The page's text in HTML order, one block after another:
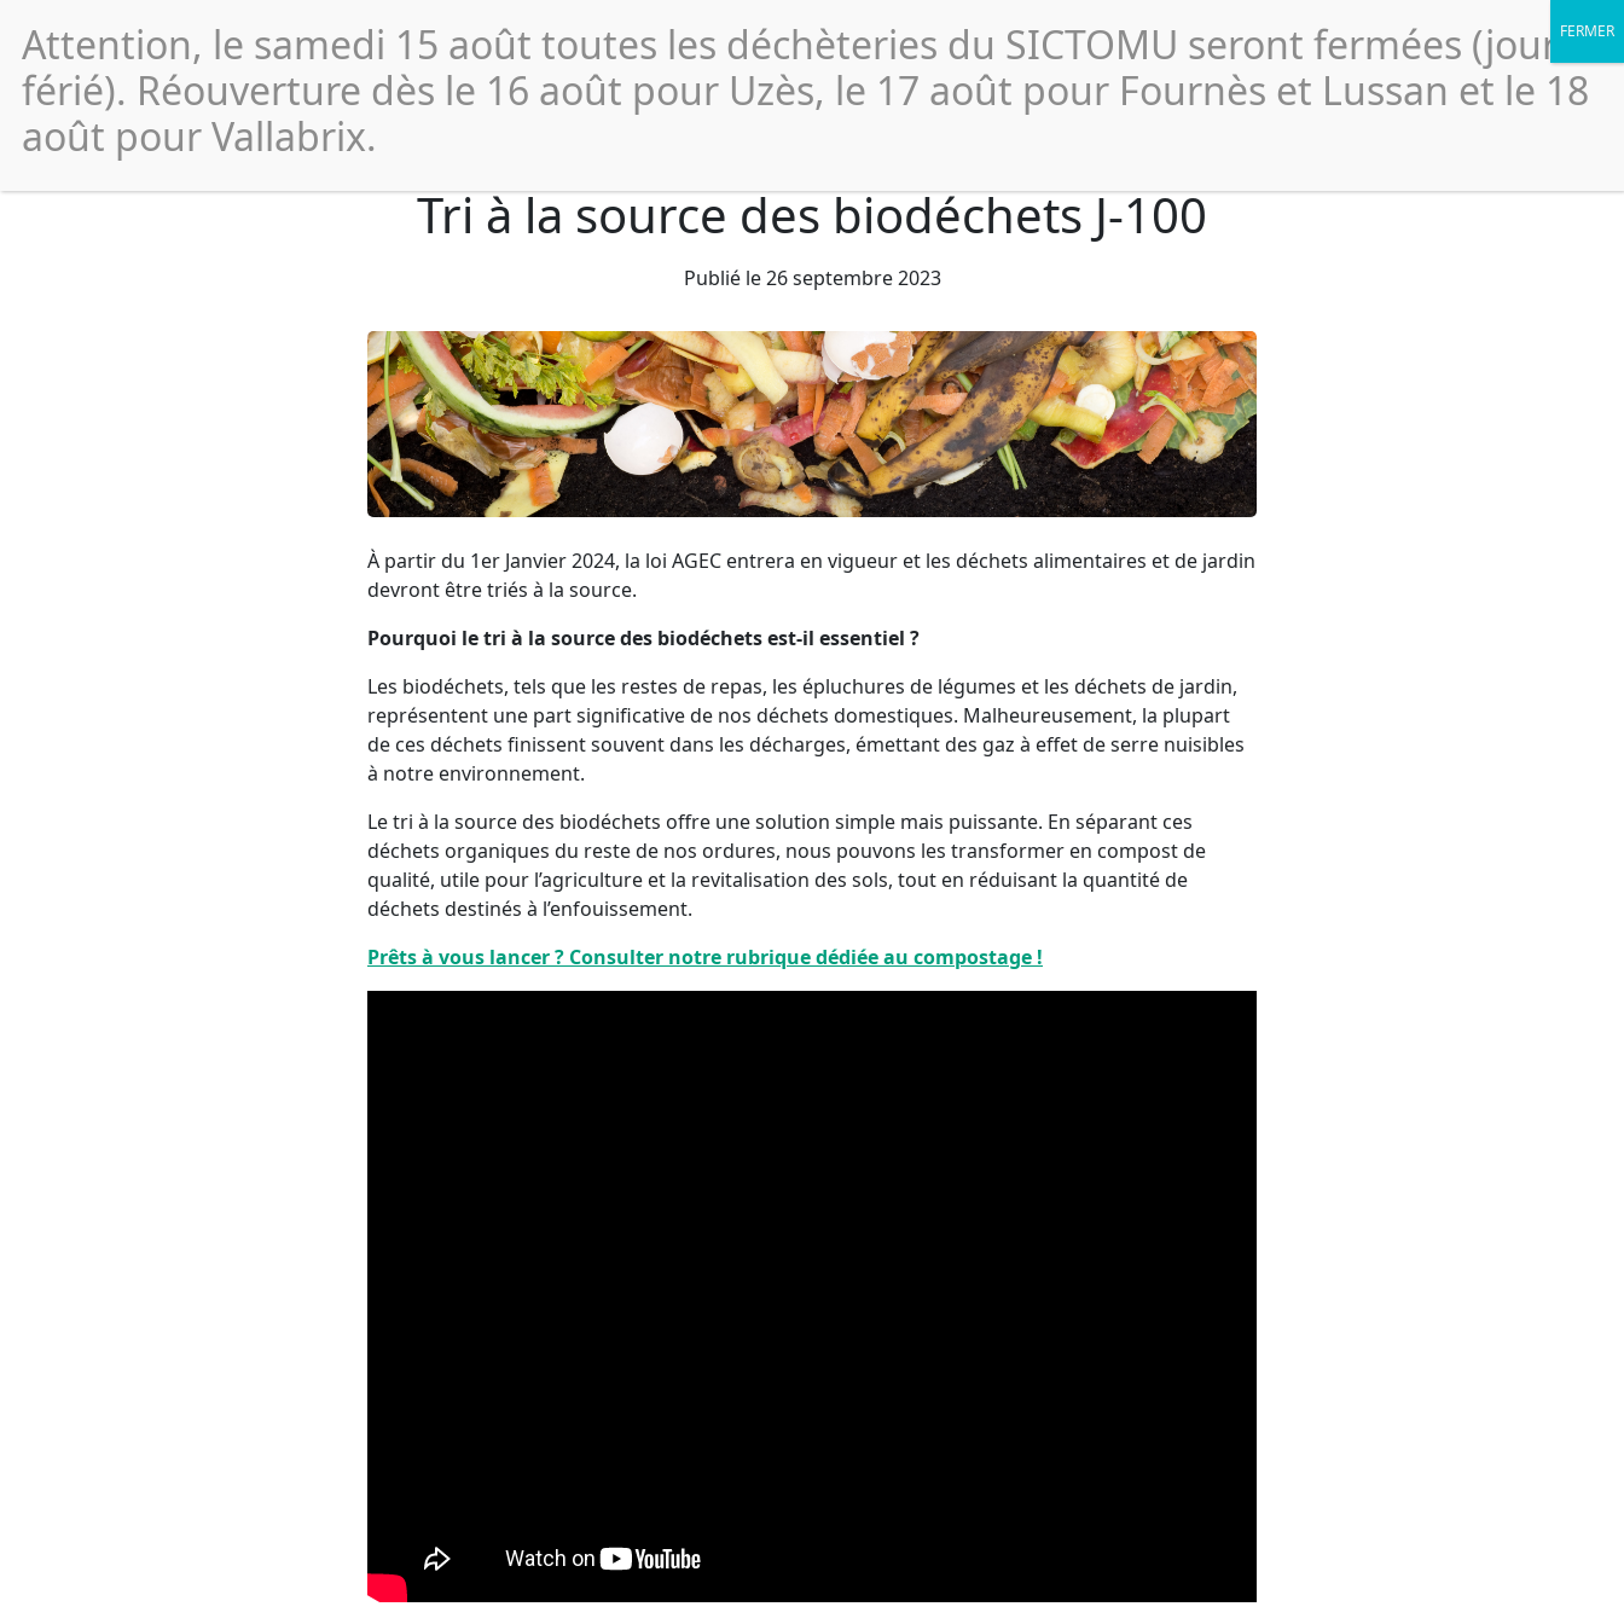
Vos
démarches
Collecte et
Compostage Déchèterie Professionnels Ressources Scolaires
Le
SICTOMU
Tri à la source des biodéchets J-100
Publié le 26 septembre 2023
À partir du 1er Janvier 2024, la loi AGEC entrera en vigueur et les déchets alimentaires et de jardin
devront être triés à la source.
Pourquoi le tri à la source des biodéchets est-il essentiel ?
Les biodéchets, tels que les restes de repas, les épluchures de légumes et les déchets de jardin,
représentent une part significative de nos déchets domestiques. Malheureusement, la plupart
de ces déchets finissent souvent dans les décharges, émettant des gaz à effet de serre nuisibles
à notre environnement.
Le tri à la source des biodéchets offre une solution simple mais puissante. En séparant ces
déchets organiques du reste de nos ordures, nous pouvons les transformer en compost de
qualité, utile pour l’agriculture et la revitalisation des sols, tout en réduisant la quantité de
déchets destinés à l’enfouissement.
Prêts à vous lancer ? Consulter notre rubrique dédiée au compostage !
Attention, le samedi 15 août toutes les déchèteries du SICTOMU seront fermées (jour
férié). Réouverture dès le 16 août pour Uzès, le 17 août pour Fournès et Lussan et le 18
août pour Vallabrix.